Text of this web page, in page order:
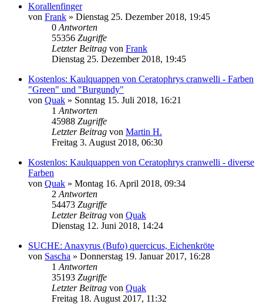
Korallenfinger
von Frank » Dienstag 25. Dezember 2018, 19:45
0 Antworten
55356 Zugriffe
Letzter Beitrag von Frank
Dienstag 25. Dezember 2018, 19:45
Kostenlos: Kaulquappen von Ceratophrys cranwelli - Farben
"Green" und "Burgundy"
von Quak » Sonntag 15. Juli 2018, 16:21
1 Antworten
45988 Zugriffe
Letzter Beitrag von Martin H.
Freitag 3. August 2018, 06:30
Kostenlos: Kaulquappen von Ceratophrys cranwelli - diverse
Farben
von Quak » Montag 16. April 2018, 09:34
2 Antworten
54473 Zugriffe
Letzter Beitrag von Quak
Dienstag 12. Juni 2018, 14:24
SUCHE: Anaxyrus (Bufo) quercicus, Eichenkröte
von Sascha » Donnerstag 19. Januar 2017, 16:28
1 Antworten
35193 Zugriffe
Letzter Beitrag von Quak
Freitag 18. August 2017, 11:32